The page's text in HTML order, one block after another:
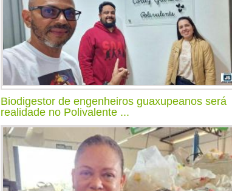
Biodigestor de engenheiros guaxupeanos será
realidade no Polivalente ...